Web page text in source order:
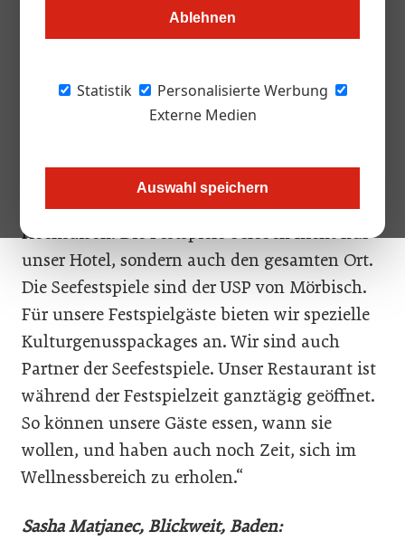
Ablehnen
Statistik
Personalisierte Werbung
Externe Medien
Auswahl speichern
in Golling; Pfefferschiff in Salzburg.
„Während der Seefestspiele ist bei uns
Hochsaison. Die Festspiele beleben nicht nur
unser Hotel, sondern auch den gesamten Ort.
Die Seefestspiele sind der USP von Mörbisch.
Für unsere Festspielgäste bieten wir spezielle
Kulturgenusspackages an. Wir sind auch
Partner der Seefestspiele. Unser Restaurant ist
während der Festspielzeit ganztägig geöffnet.
So können unsere Gäste essen, wann sie
wollen, und haben auch noch Zeit, sich im
Wellnessbereich zu erholen.“
Sasha Matjanec, Blickweit, Baden: